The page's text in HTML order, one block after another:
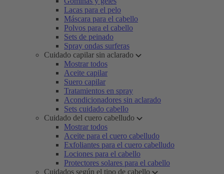
Lacas para el pelo
Máscara para el cabello
Polvos para el cabello
Sets de peinado
Spray ondas surferas
Cuidado capilar sin aclarado
Mostrar todos
Aceite capilar
Suero capilar
Tratamientos en spray
Acondicionadores sin aclarado
Sets cuidado cabello
Cuidado del cuero cabelludo
Mostrar todos
Aceite para el cuero cabelludo
Exfoliantes para el cuero cabelludo
Lociones para el cabello
Protectores solares para el cabello
Cuidados según el tipo de cabello